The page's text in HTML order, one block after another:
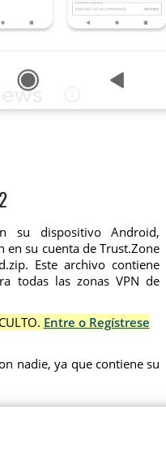
su dispositivo Android,
en su cuenta de Trust.Zone
Este archivo contiene
todas las zonas VPN de
Entre o Regístrese
nadie, ya que contiene su